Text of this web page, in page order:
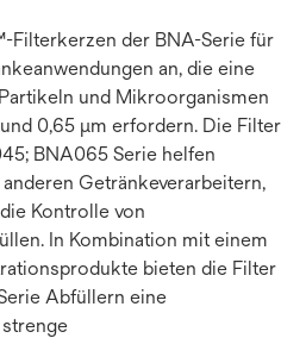
Filterkerzen der BNA-Serie für
an, die eine
und Mikroorganismen
0,65 µm erfordern. Die Filter
BNA065 Serie helfen
Getränkeverarbeitern,
Kontrolle von
In Kombination mit einem
bieten die Filter
Abfüllern eine